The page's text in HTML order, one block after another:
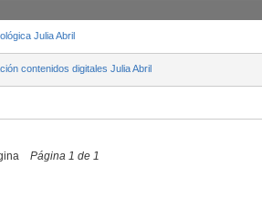
Julia Abril
contenidos digitales Julia Abril
Página 1 de 1